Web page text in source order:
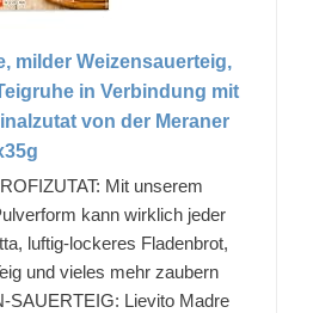
milder Weizensauerteig,
in Verbindung mit
von der Meraner
Mit unserem
kann wirklich jeder
luftig-lockeres Fladenbrot,
und vieles mehr zaubern
SAUERTEIG: Lievito Madre